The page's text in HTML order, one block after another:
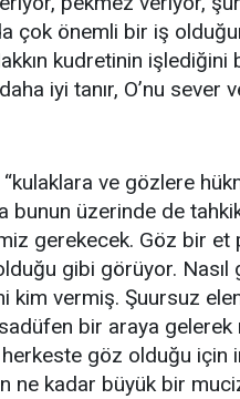
çok önemli bir iş
kudretinin işlediğini
iyi tanır, O’nu sever
ve gözlere
bunun üzerinde de
gerekecek. Göz bir et
gibi görüyor. Nasıl
kim vermiş. Şuursuz
bir araya gelerek
göz olduğu için
ne kadar büyük bir